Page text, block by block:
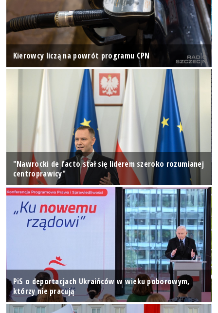
Kierowcy liczą na powrót programu CPN
"Nawrocki de facto stał się liderem szeroko rozumianej
centroprawicy"
PiS o deportacjach Ukraińców w wieku poborowym,
którzy nie pracują